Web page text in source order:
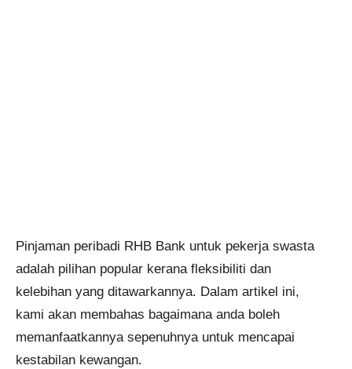
Pinjaman peribadi RHB Bank untuk pekerja swasta
adalah pilihan popular kerana fleksibiliti dan
kelebihan yang ditawarkannya. Dalam artikel ini,
kami akan membahas bagaimana anda boleh
memanfaatkannya sepenuhnya untuk mencapai
kestabilan kewangan.